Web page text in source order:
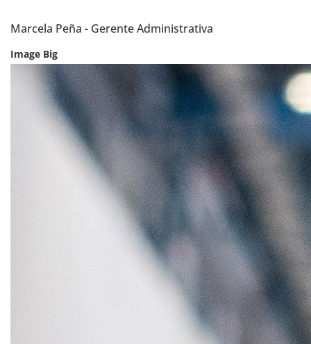
Marcela Peña - Gerente Administrativa
Image Big